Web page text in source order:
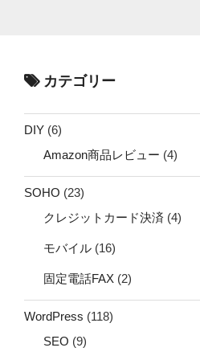
カテゴリー
DIY (6)
Amazon商品レビュー (4)
SOHO (23)
クレジットカード決済 (4)
モバイル (16)
固定電話FAX (2)
WordPress (118)
SEO (9)